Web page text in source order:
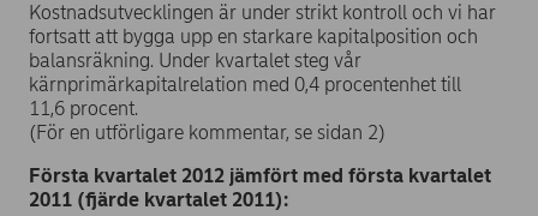
Kostnadsutvecklingen är under strikt kontroll och vi har
fortsatt att bygga upp en starkare kapitalposition och
balansräkning. Under kvartalet steg vår
kärnprimärkapitalrelation med 0,4 procentenhet till
11,6 procent.
(För en utförligare kommentar, se sidan 2)
Första kvartalet 2012 jämfört med första kvartalet
2011 (fjärde kvartalet 2011):